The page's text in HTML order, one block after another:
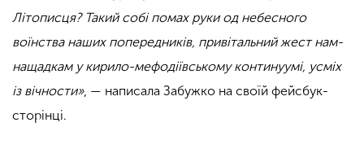
Літописця? Такий собі помах руки од небесного
воїнства наших попередників, привітальний жест нам-
нащадкам у кирило-мефодіївському континуумі, усміх
із вічности», — написала Забужко на своїй фейсбук-
сторінці.